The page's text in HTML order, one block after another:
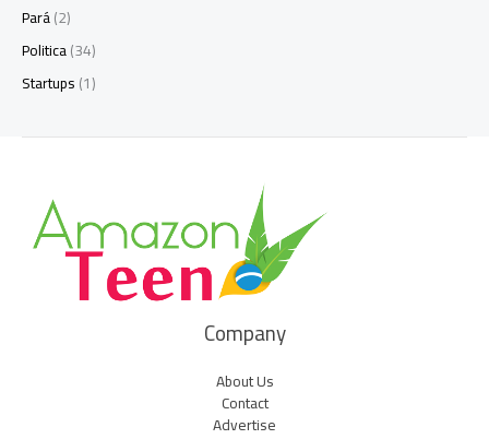
Pará(2)
Politica(34)
Startups(1)
Company
About Us
Contact
Advertise